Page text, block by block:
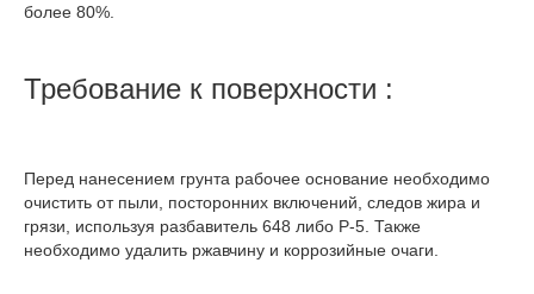
более 80%.
Требование к поверхности :
Перед нанесением грунта рабочее основание необходимо
очистить от пыли, посторонних включений, следов жира и
грязи, используя разбавитель 648 либо Р-5. Также
необходимо удалить ржавчину и коррозийные очаги.